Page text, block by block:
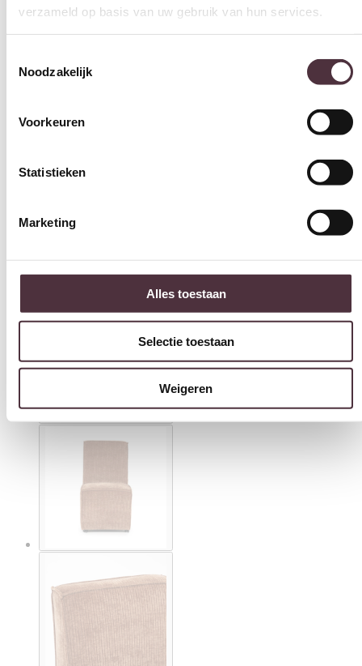
verzameld op basis van uw gebruik van hun services.
Noodzakelijk
Voorkeuren
Statistieken
Marketing
Alles toestaan
Selectie toestaan
Weigeren